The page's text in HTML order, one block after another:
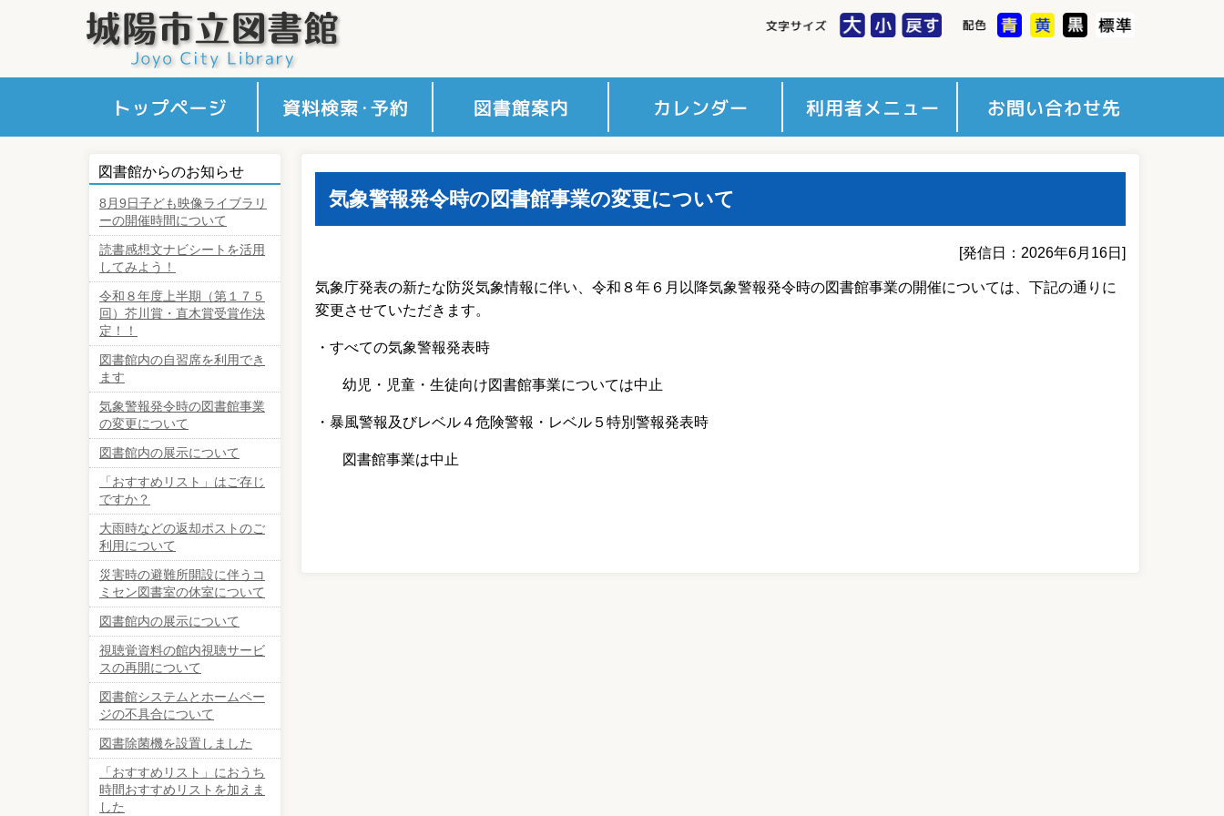
内
ス
気象警報発令時の図書館事業の変更について
[発信日：2026年6月16日]
気象庁発表の新たな防災気象情報に伴い、令和８年６月以降気象警報発令時の図書館事業の開催については、下記の通りに
変更させていただきます。
・すべての気象警報発表時
幼児・児童・生徒向け図書館事業については中止
・暴風警報及びレベル４危険警報・レベル５特別警報発表時
図書館事業は中止
図書館からのお知らせ
8月9日子ども映像ライブラリ
ーの開催時間について
読書感想文ナビシートを活用
してみよう！
令和８年度上半期（第１７５
回）芥川賞・直木賞受賞作決
定！！
図書館内の自習席を利用でき
ます
気象警報発令時の図書館事業
の変更について
図書館内の展示について
「おすすめリスト」はご存じ
ですか？
大雨時などの返却ポストのご
利用について
災害時の避難所開設に伴うコ
ミセン図書室の休室について
図書館内の展示について
視聴覚資料の館内視聴サービ
スの再開について
図書館システムとホームペー
ジの不具合について
図書除菌機を設置しました
「おすすめリスト」におうち
時間おすすめリストを加えま
した